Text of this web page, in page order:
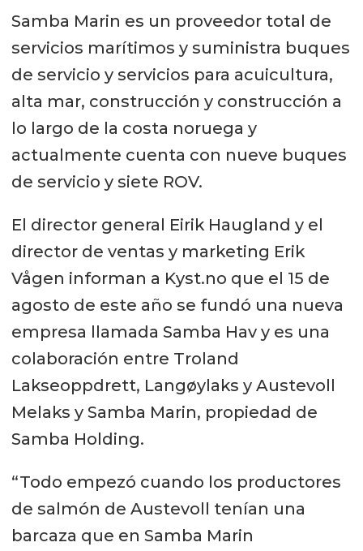
Samba Marin es un proveedor total de
servicios marítimos y suministra buques
de servicio y servicios para acuicultura,
alta mar, construcción y construcción a
lo largo de la costa noruega y
actualmente cuenta con nueve buques
de servicio y siete ROV.
El director general Eirik Haugland y el
director de ventas y marketing Erik
Vågen informan a Kyst.no que el 15 de
agosto de este año se fundó una nueva
empresa llamada Samba Hav y es una
colaboración entre Troland
Lakseoppdrett, Langøylaks y Austevoll
Melaks y Samba Marin, propiedad de
Samba Holding.
“Todo empezó cuando los productores
de salmón de Austevoll tenían una
barcaza que en Samba Marin